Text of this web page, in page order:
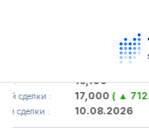
16,100
: 17,000( ▲ 712.0 )
: 10.08.2026